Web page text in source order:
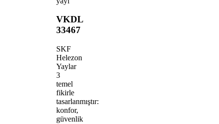
VKDL
33467
SKF
Helezon
Yaylar
3
temel
fikirle
tasarlanmıştır:
konfor,
güvenlik